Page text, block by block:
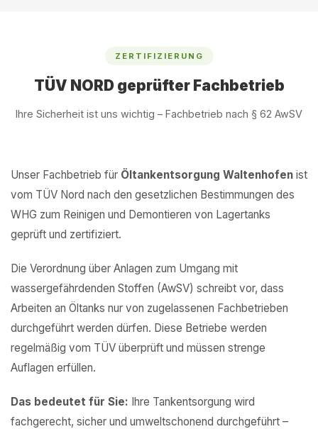
ZERTIFIZIERUNG
TÜV NORD geprüfter Fachbetrieb
Ihre Sicherheit ist uns wichtig – Fachbetrieb nach § 62 AwSV
Unser Fachbetrieb für Öltankentsorgung Waltenhofen ist
vom TÜV Nord nach den gesetzlichen Bestimmungen des
WHG zum Reinigen und Demontieren von Lagertanks
geprüft und zertifiziert.
Die Verordnung über Anlagen zum Umgang mit
wassergefährdenden Stoffen (AwSV) schreibt vor, dass
Arbeiten an Öltanks nur von zugelassenen Fachbetrieben
durchgeführt werden dürfen. Diese Betriebe werden
regelmäßig vom TÜV überprüft und müssen strenge
Auflagen erfüllen.
Das bedeutet für Sie: Ihre Tankentsorgung wird
fachgerecht, sicher und umweltschonend durchgeführt –